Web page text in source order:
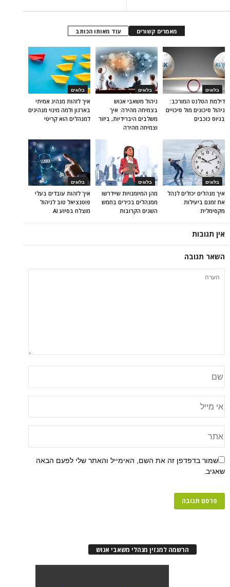
מאמרים קשורים עוד מאותו הכותב
בלוגים
איך לזהות מנהיג אמיתי
בארגון ולמה מינוי מנהיגים
למנהלים הוא קריטי
בלוגים
ניהול משאבי אנוש
בצמיחה מהירה: איך
משלבים היברידיות, ביזור
וצמיחה מהירה
בלוגים
דילמת הטלנט המורכב:
ניהול סיכונים מול סיכויים
בגיוס כוכבים
בלוגים
איך לזהות עובדים בעלי
פוטנציאל טוב לניהול
מוצלח בסיוע AI
בלוגים
מהן המיומנויות שיידרשו
ממנהלים בכירים בחמש
השנים הקרובות
בלוגים
איך מנהלים יכולים לנהל
את זמנם ביעילות
מקסימלית
אין תגובות
השאר תגובה
שמור בדפדפן זה את השם, האימייל והאתר שלי לפעם הבאה
שאגיב.
הרשמה למגזין מנהלי משאבי אנוש